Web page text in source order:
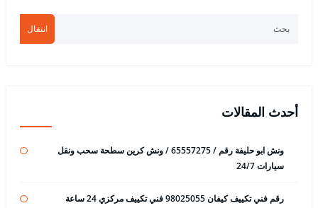
انتقال
أحدث المقالات
ونش ابو حليفة رقم / 65557275 / ونش كرين سطحة سحب ونقل
سيارات 24/7
رقم فني تكييف كيفان 98025055 فني تكييف مركزي 24 ساعة